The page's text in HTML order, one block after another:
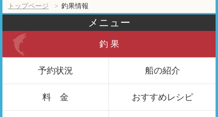
トップページ 釣果情報
メニュー
釣 果
予約状況 船の紹介
料 金 おすすめレシピ